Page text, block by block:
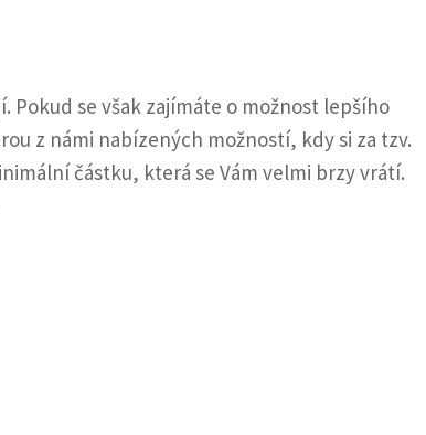
Pokud se však zajímáte o možnost lepšího
z námi nabízených možností, kdy si za tzv.
částku, která se Vám velmi brzy vrátí.